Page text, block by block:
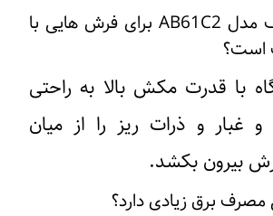
آیا جاروبرقی آاگ مدل AB61C2 برای فرش ‌هایی با
است؟
با قدرت مکش بالا به‌ راحتی
غبار و ذرات ریز را از میان
بیرون بکشد.
مصرف برق زیادی دارد؟